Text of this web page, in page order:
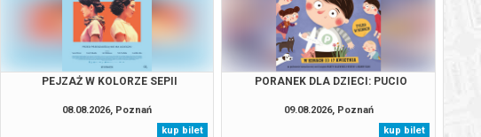
PEJZAŻ W KOLORZE SEPII
08.08.2026, Poznań
kup bilet
PORANEK DLA DZIECI: PUCIO
09.08.2026, Poznań
kup bilet